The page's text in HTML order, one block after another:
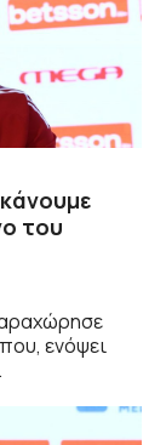
του
ενόψει